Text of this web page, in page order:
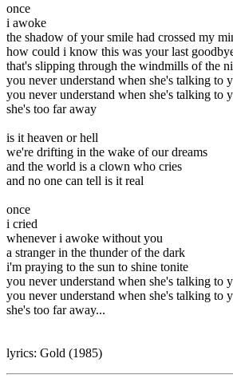
once
i awoke
the shadow of your smile had crossed my
how could i know this was your last
that's slipping through the windmills of the
you never understand when she's talking to
you never understand when she's talking to
she's too far away
is it heaven or hell
we're drifting in the wake of our dreams
and the world is a clown who cries
and no one can tell is it real
once
i cried
whenever i awoke without you
a stranger in the thunder of the dark
i'm praying to the sun to shine tonite
you never understand when she's talking to
you never understand when she's talking to
she's too far away...
lyrics: Gold (1985)